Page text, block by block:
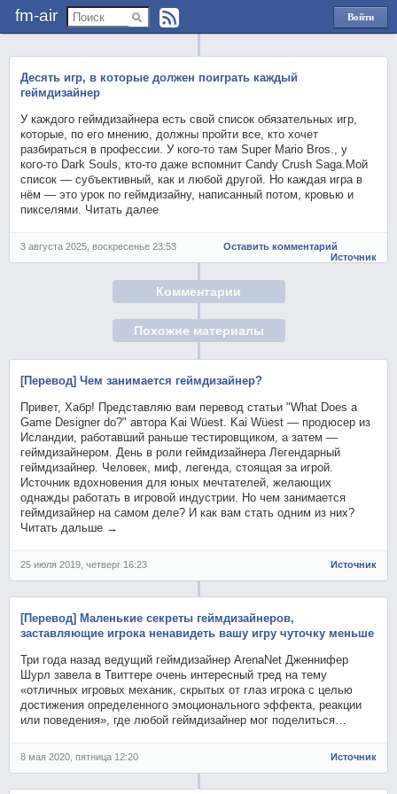
fm-air
Войти
через
Десять игр, в которые должен поиграть каждый
геймдизайнер
У каждого геймдизайнера есть свой список обязательных игр,
которые, по его мнению, должны пройти все, кто хочет
разбираться в профессии. У кого-то там Super Mario Bros., у
кого-то Dark Souls, кто-то даже вспомнит Candy Crush Saga.Мой
список — субъективный, как и любой другой. Но каждая игра в
нём — это урок по геймдизайну, написанный потом, кровью и
пикселями. Читать далее
3 августа 2025, воскресенье 23:53
Оставить комментарий
Источник
Комментарии
Похожие материалы
[Перевод] Чем занимается геймдизайнер?
Привет, Хабр! Представляю вам перевод статьи "What Does a
Game Designer do?" автора Kai Wüest. Kai Wüest — продюсер из
Исландии, работавший раньше тестировщиком, а затем —
геймдизайнером. День в роли геймдизайнера Легендарный
геймдизайнер. Человек, миф, легенда, стоящая за игрой.
Источник вдохновения для юных мечтателей, желающих
однажды работать в игровой индустрии. Но чем занимается
геймдизайнер на самом деле? И как вам стать одним из них?
Читать дальше →
25 июля 2019, четверг 16:23 Источник
[Перевод] Маленькие секреты геймдизайнеров,
заставляющие игрока ненавидеть вашу игру чуточку меньше
Три года назад ведущий геймдизайнер ArenaNet Дженнифер
Шурл завела в Твиттере очень интересный тред на тему
«отличных игровых механик, скрытых от глаз игрока с целью
достижения определенного эмоционального эффекта, реакции
или поведения», где любой геймдизайнер мог поделиться…
8 мая 2020, пятница 12:20 Источник